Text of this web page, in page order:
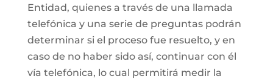
Entidad, quienes a través de una llamada
telefónica y una serie de preguntas podrán
determinar si el proceso fue resuelto, y en
caso de no haber sido así, continuar con él
vía telefónica, lo cual permitirá medir la